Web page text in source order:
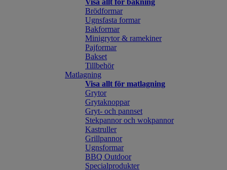
Visa allt för bakning
Brödformar
Ugnsfasta formar
Bakformar
Minigrytor & ramekiner
Pajformar
Bakset
Tillbehör
Matlagning
Visa allt för matlagning
Grytor
Grytaknoppar
Gryt- och pannset
Stekpannor och wokpannor
Kastruller
Grillpannor
Ugnsformar
BBQ Outdoor
Specialprodukter